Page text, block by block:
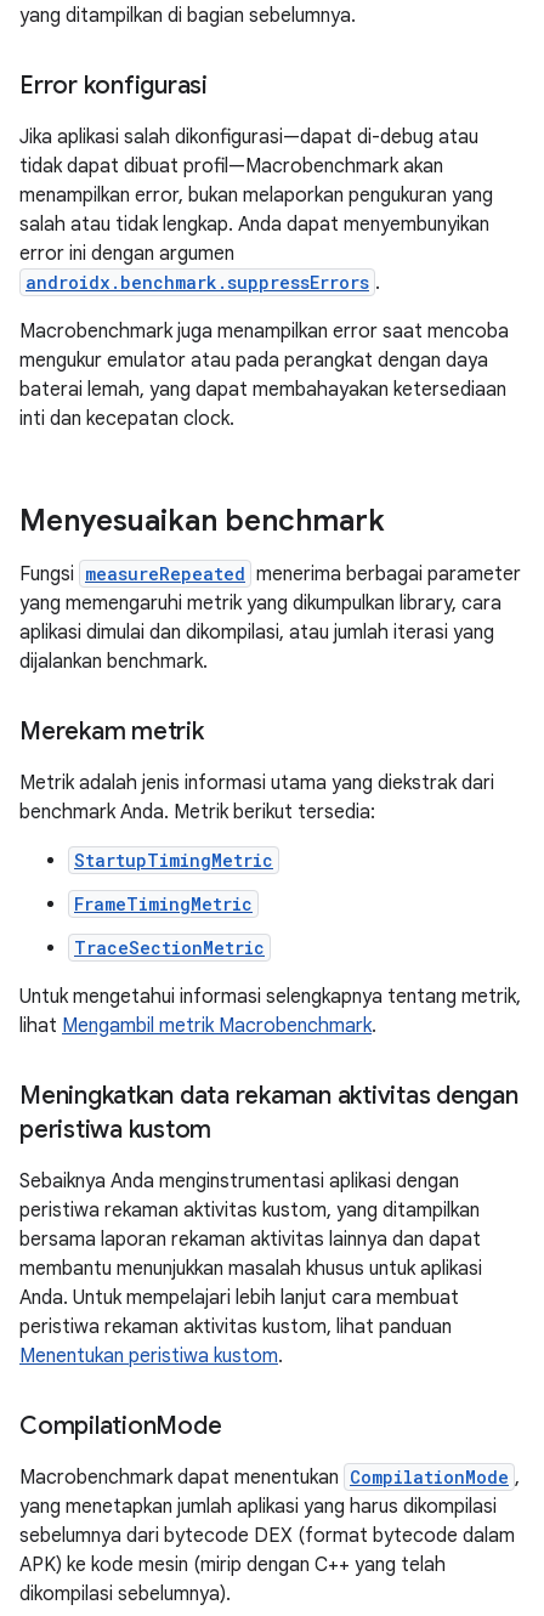
yang ditampilkan di bagian sebelumnya.
Error konfigurasi
Jika aplikasi salah dikonfigurasi—dapat di-debug atau
tidak dapat dibuat profil—Macrobenchmark akan
menampilkan error, bukan melaporkan pengukuran yang
salah atau tidak lengkap. Anda dapat menyembunyikan
error ini dengan argumen
androidx.benchmark.suppressErrors .
Macrobenchmark juga menampilkan error saat mencoba
mengukur emulator atau pada perangkat dengan daya
baterai lemah, yang dapat membahayakan ketersediaan
inti dan kecepatan clock.
Menyesuaikan benchmark
Fungsi measureRepeated menerima berbagai parameter
yang memengaruhi metrik yang dikumpulkan library, cara
aplikasi dimulai dan dikompilasi, atau jumlah iterasi yang
dijalankan benchmark.
Merekam metrik
Metrik adalah jenis informasi utama yang diekstrak dari
benchmark Anda. Metrik berikut tersedia:
StartupTimingMetric
FrameTimingMetric
TraceSectionMetric
Untuk mengetahui informasi selengkapnya tentang metrik,
lihat Mengambil metrik Macrobenchmark.
Meningkatkan data rekaman aktivitas dengan
peristiwa kustom
Sebaiknya Anda menginstrumentasi aplikasi dengan
peristiwa rekaman aktivitas kustom, yang ditampilkan
bersama laporan rekaman aktivitas lainnya dan dapat
membantu menunjukkan masalah khusus untuk aplikasi
Anda. Untuk mempelajari lebih lanjut cara membuat
peristiwa rekaman aktivitas kustom, lihat panduan
Menentukan peristiwa kustom.
CompilationMode
Macrobenchmark dapat menentukan CompilationMode ,
yang menetapkan jumlah aplikasi yang harus dikompilasi
sebelumnya dari bytecode DEX (format bytecode dalam
APK) ke kode mesin (mirip dengan C++ yang telah
dikompilasi sebelumnya).